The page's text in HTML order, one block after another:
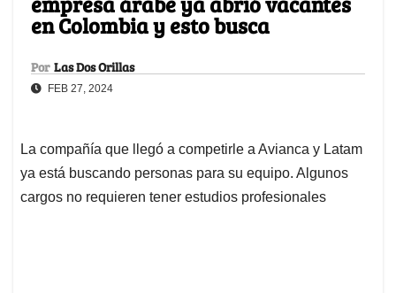
en Colombia y esto busca
Por Las Dos Orillas
FEB 27, 2024
La compañía que llegó a competirle a Avianca y Latam
ya está buscando personas para su equipo. Algunos
cargos no requieren tener estudios profesionales